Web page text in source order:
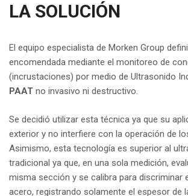
LA SOLUCIÓN
El equipo especialista de Morken Group
encomendada mediante el monitoreo de
(incrustaciones) por medio de Ultrasonido
PAAT no invasivo ni destructivo.
Se decidió utilizar esta técnica ya que su
exterior y no interfiere con la operación de
Asimismo, esta tecnología es superior al
tradicional ya que, en una sola medición,
misma sección y se calibra para discriminar
acero, registrando solamente el espesor de